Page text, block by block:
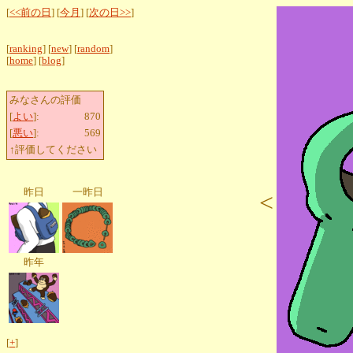
[<<前の日 ] [今月 ] [次の日>>]
[ranking] [new] [random]
[home] [blog]
みなさんの評価
[よい]:
870
[悪い]:
569
↑評価してください
昨日 一昨日
昨年
[+]
<